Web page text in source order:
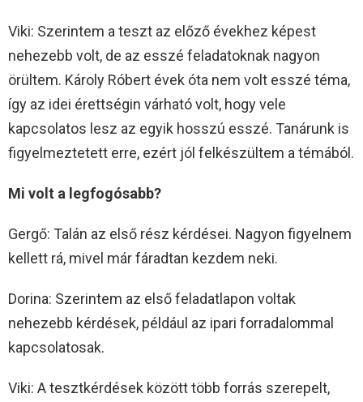
Viki: Szerintem a teszt az előző évekhez képest
nehezebb volt, de az esszé feladatoknak nagyon
örültem. Károly Róbert évek óta nem volt esszé téma,
így az idei érettségin várható volt, hogy vele
kapcsolatos lesz az egyik hosszú esszé. Tanárunk is
figyelmeztetett erre, ezért jól felkészültem a témából.
Mi volt a legfogósabb?
Gergő: Talán az első rész kérdései. Nagyon figyelnem
kellett rá, mivel már fáradtan kezdem neki.
Dorina: Szerintem az első feladatlapon voltak
nehezebb kérdések, például az ipari forradalommal
kapcsolatosak.
Viki: A tesztkérdések között több forrás szerepelt,